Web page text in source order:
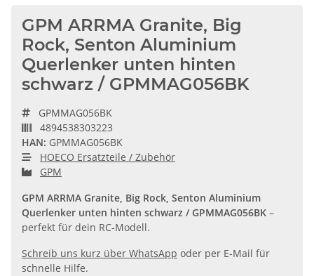
GPM ARRMA Granite, Big
Rock, Senton Aluminium
Querlenker unten hinten
schwarz / GPMMAG056BK
GPMMAG056BK
4894538303223
HAN: GPMMAG056BK
HOECO Ersatzteile / Zubehör
GPM
GPM ARRMA Granite, Big Rock, Senton Aluminium
Querlenker unten hinten schwarz / GPMMAG056BK –
perfekt für dein RC-Modell.
Schreib uns kurz über WhatsApp oder per E-Mail für
schnelle Hilfe.